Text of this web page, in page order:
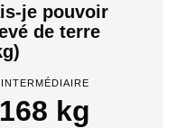
je pouvoir
de terre
INTERMÉDIAIRE
168 kg